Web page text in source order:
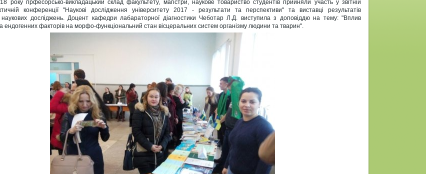
року прфесорсько-викладацький склад факультету, магістри, наукове товариство студентів прийняли участь у звітній
конференції "Наукові дослідження університету 2017 - результати та перспективи" та виставці результатів
досліджень. Доцент кафедри лабараторної діагностики Чеботар Л.Д. виступила з доповіддю на тему: "Вплив
ендогенних факторів на морфо-функціональний стан вісцеральних систем організму людини та тварин".